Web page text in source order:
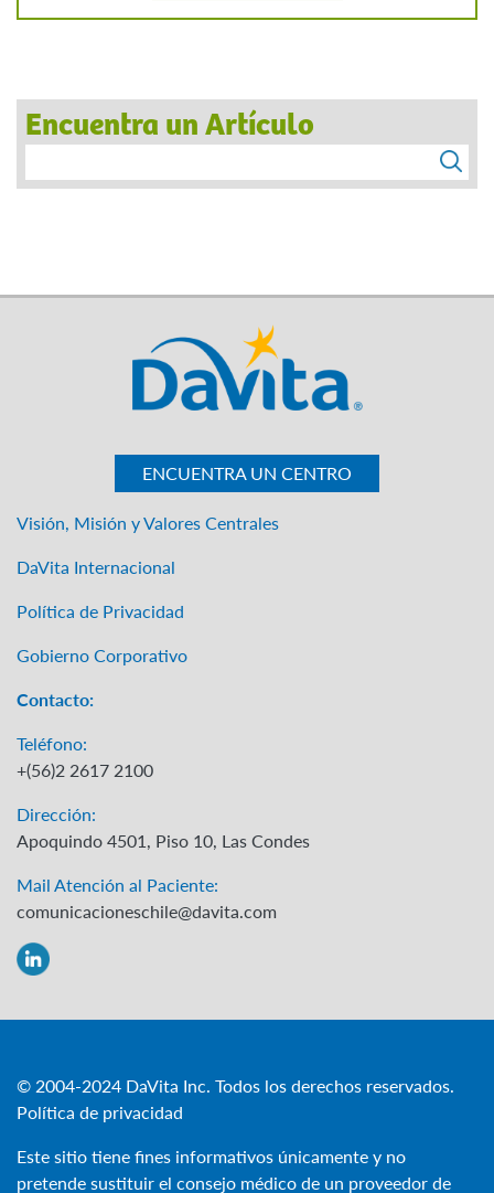
Encuentra un Artículo
ENCUENTRA UN CENTRO
Visión, Misión y Valores Centrales
DaVita Internacional
Política de Privacidad
Gobierno Corporativo
Contacto:
Teléfono:
+(56)2 2617 2100
Dirección:
Apoquindo 4501, Piso 10, Las Condes
Mail Atención al Paciente:
comunicacioneschile@davita.com
© 2004-2024 DaVita Inc. Todos los derechos reservados.
Política de privacidad
Este sitio tiene fines informativos únicamente y no
pretende sustituir el consejo médico de un proveedor de